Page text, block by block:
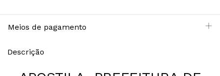
Meios de pagamento
Descrição